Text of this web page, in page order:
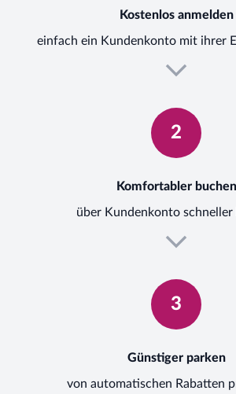
Kostenlos anmelden
einfach ein Kundenkonto mit ihrer
2
Komfortabler buchen
über Kundenkonto schneller
3
Günstiger parken
von automatischen Rabatten